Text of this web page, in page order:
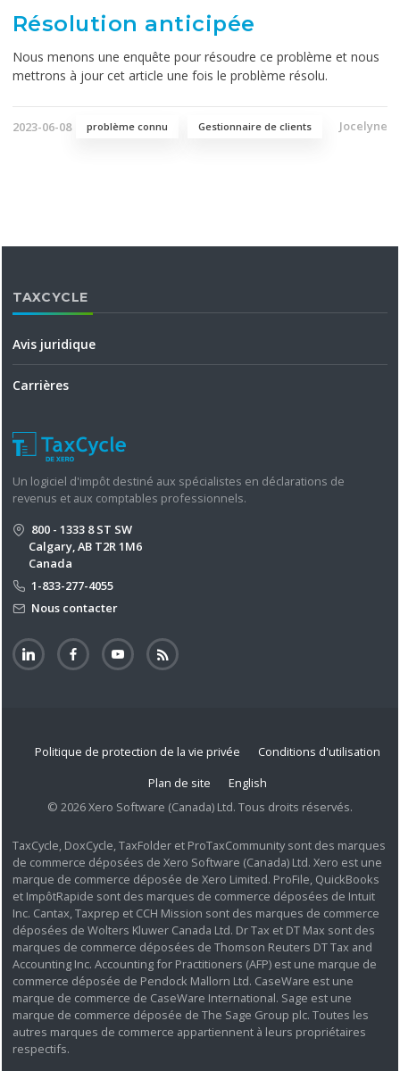
Résolution anticipée
Nous menons une enquête pour résoudre ce problème et nous
mettrons à jour cet article une fois le problème résolu.
2023-06-08 problème connu Gestionnaire de clients Jocelyne
TAXCYCLE
Avis juridique
Carrières
Un logiciel d'impôt destiné aux spécialistes en déclarations de
revenus et aux comptables professionnels.
800 - 1333 8 ST SW
Calgary, AB T2R 1M6
Canada
1-833-277-4055
Nous contacter
Politique de protection de la vie privée
Conditions d'utilisation
Plan de site
English
© 2026 Xero Software (Canada) Ltd. Tous droits réservés.
TaxCycle, DoxCycle, TaxFolder et ProTaxCommunity sont des marques
de commerce déposées de Xero Software (Canada) Ltd. Xero est une
marque de commerce déposée de Xero Limited. ProFile, QuickBooks
et ImpôtRapide sont des marques de commerce déposées de Intuit
Inc. Cantax, Taxprep et CCH Mission sont des marques de commerce
déposées de Wolters Kluwer Canada Ltd. Dr Tax et DT Max sont des
marques de commerce déposées de Thomson Reuters DT Tax and
Accounting Inc. Accounting for Practitioners (AFP) est une marque de
commerce déposée de Pendock Mallorn Ltd. CaseWare est une
marque de commerce de CaseWare International. Sage est une
marque de commerce déposée de The Sage Group plc. Toutes les
autres marques de commerce appartiennent à leurs propriétaires
respectifs.